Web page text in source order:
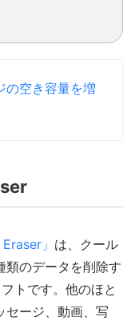
の空き容量を増
」 は、クール
類のデータを削除す
トです。他のほと
セージ、動画、写